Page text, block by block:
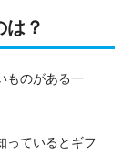
は？
ものがある一
っているとギフ